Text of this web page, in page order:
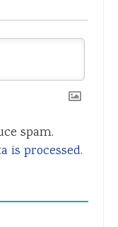
spam.
is processed.